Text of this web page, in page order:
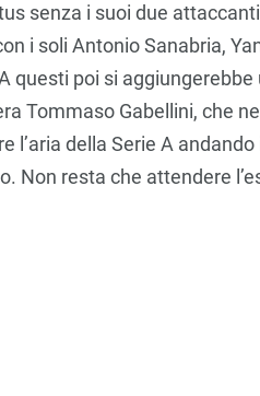
senza i suoi due
i soli Antonio Sanabria,
questi poi si aggiungerebbe
Tommaso Gabellini, che
l’aria della Serie A
Non resta che attendere